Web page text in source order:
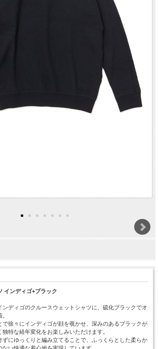
インディゴ+ブラック
ンディゴのクルースウェットシャツに、硫化ブラックでオ
で徐々にインディゴが顔を覗かせ、深みのあるブラックが
特な経年変化をお楽しみいただけます。
ずにゆっくりと編み立てることで、ふっくらとした柔らか